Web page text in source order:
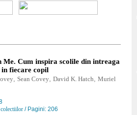
Me. Cum inspira scolile din intreaga
fiecare copil
, Sean Covey, David K. Hatch, Muriel
/ Pagini: 206